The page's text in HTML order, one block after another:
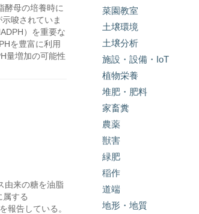
酵母の培養時に
唆されていま
）を重要な
を豊富に利用
量増加の可能性
由来の糖を油脂
する
報告している。
菜園教室
土壌環境
土壌分析
施設・設備・IoT
植物栄養
堆肥・肥料
家畜糞
農薬
獣害
緑肥
稲作
道端
地形・地質